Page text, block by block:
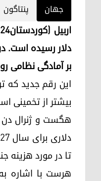
جهان پنتاگون
دلار رسیده است.
بر آمادگی نظامی
بیشتر از
تا در مورد هزینه